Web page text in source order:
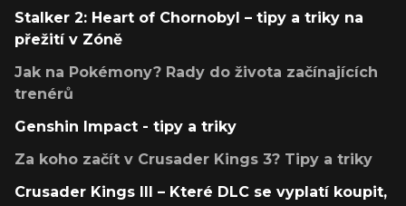
Stalker 2: Heart of Chornobyl – tipy a triky na
přežití v Zóně
Jak na Pokémony? Rady do života začínajících
trenérů
Genshin Impact - tipy a triky
Za koho začít v Crusader Kings 3? Tipy a triky
Crusader Kings III – Které DLC se vyplatí koupit,